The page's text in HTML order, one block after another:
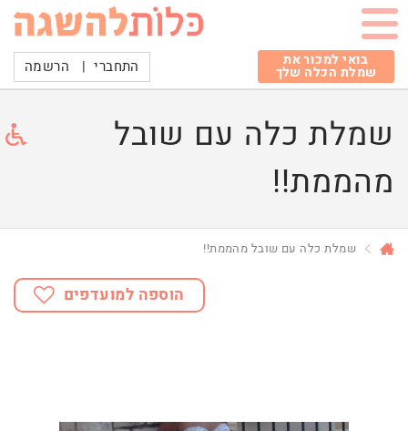
בואי למכור את
שמלת הכלה שלך התחברי | הרשמה
שמלת כלה עם שובל
מהממת!!
שמלת כלה עם שובל מהממת!!
הוספה למועדפים